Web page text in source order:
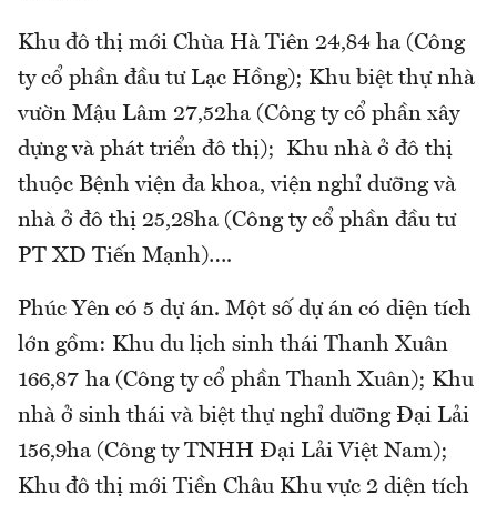
Khu đô thị mới Chùa Hà Tiên 24,84 ha (Công
ty cổ phần đầu tư Lạc Hồng); Khu biệt thự nhà
vườn Mậu Lâm 27,52ha (Công ty cổ phần xây
dựng và phát triển đô thị); Khu nhà ở đô thị
thuộc Bệnh viện đa khoa, viện nghỉ dưỡng và
nhà ở đô thị 25,28ha (Công ty cổ phần đầu tư
PT XD Tiến Mạnh)….
Phúc Yên có 5 dự án. Một số dự án có diện tích
lớn gồm: Khu du lịch sinh thái Thanh Xuân
166,87 ha (Công ty cổ phần Thanh Xuân); Khu
nhà ở sinh thái và biệt thự nghỉ dưỡng Đại Lải
156,9ha (Công ty TNHH Đại Lải Việt Nam);
Khu đô thị mới Tiền Châu Khu vực 2 diện tích